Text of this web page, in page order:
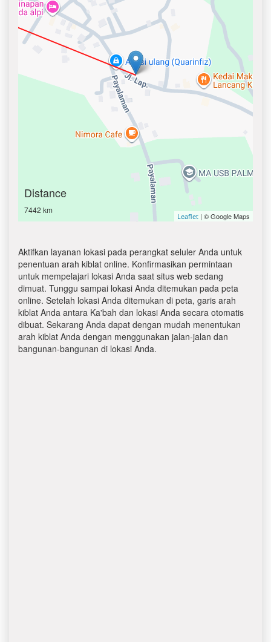
Distance
7442 km
Leaflet | © Google Maps
Aktifkan layanan lokasi pada perangkat seluler Anda untuk
penentuan arah kiblat online. Konfirmasikan permintaan
untuk mempelajari lokasi Anda saat situs web sedang
dimuat. Tunggu sampai lokasi Anda ditemukan pada peta
online. Setelah lokasi Anda ditemukan di peta, garis arah
kiblat Anda antara Ka'bah dan lokasi Anda secara otomatis
dibuat. Sekarang Anda dapat dengan mudah menentukan
arah kiblat Anda dengan menggunakan jalan-jalan dan
bangunan-bangunan di lokasi Anda.